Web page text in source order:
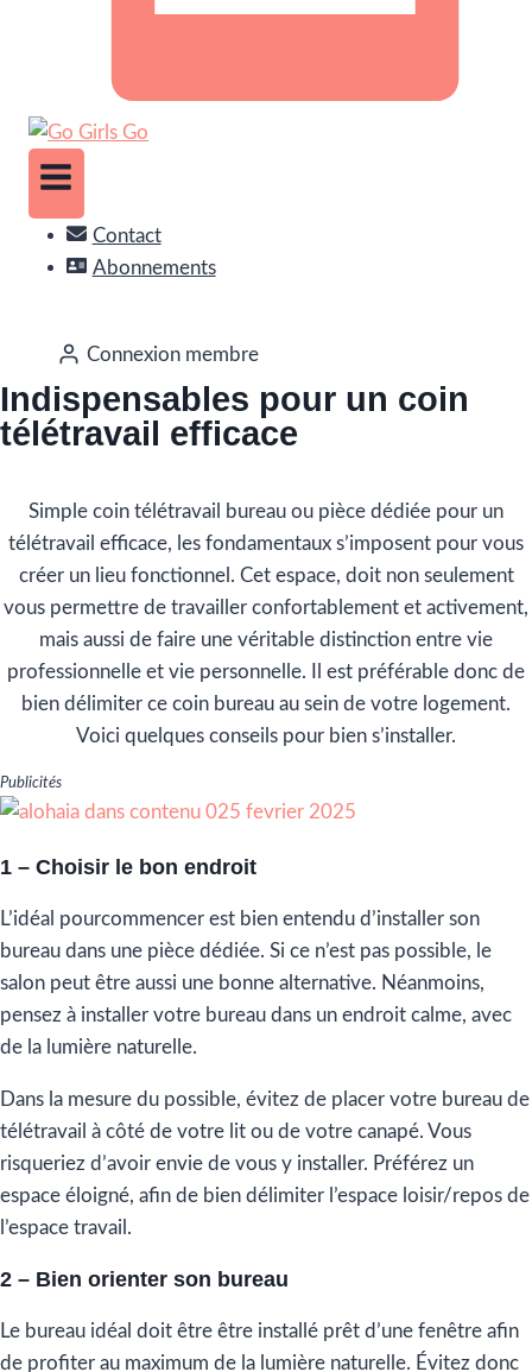
Contact
Abonnements
Connexion membre
Indispensables pour un coin
télétravail efficace
Simple coin télétravail bureau ou pièce dédiée pour un
télétravail efficace, les fondamentaux s’imposent pour vous
créer un lieu fonctionnel. Cet espace, doit non seulement
vous permettre de travailler confortablement et activement,
mais aussi de faire une véritable distinction entre vie
professionnelle et vie personnelle. Il est préférable donc de
bien délimiter ce coin bureau au sein de votre logement.
Voici quelques conseils pour bien s’installer.
Publicités
1 – Choisir le bon endroit
L’idéal pourcommencer est bien entendu d’installer son
bureau dans une pièce dédiée. Si ce n’est pas possible, le
salon peut être aussi une bonne alternative. Néanmoins,
pensez à installer votre bureau dans un endroit calme, avec
de la lumière naturelle.
Dans la mesure du possible, évitez de placer votre bureau de
télétravail à côté de votre lit ou de votre canapé. Vous
risqueriez d’avoir envie de vous y installer. Préférez un
espace éloigné, afin de bien délimiter l’espace loisir/repos de
l’espace travail.
2 – Bien orienter son bureau
Le bureau idéal doit être être installé prêt d’une fenêtre afin
de profiter au maximum de la lumière naturelle. Évitez donc